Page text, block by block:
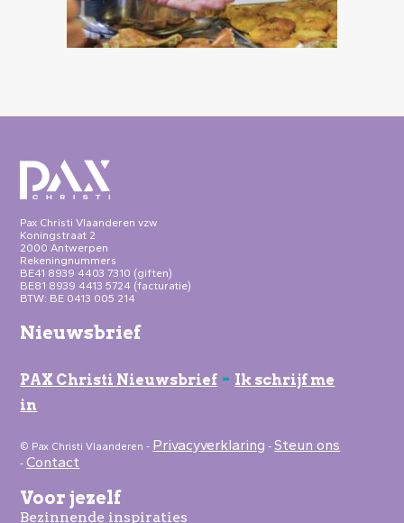
Pax Christi Vlaanderen vzw
Koningstraat 2
2000 Antwerpen
Rekeningnummers
BE41 8939 4403 7310 (giften)
BE81 8939 4413 5724 (facturatie)
BTW: BE 0413 005 214
Nieuwsbrief
PAX Christi Nieuwsbrief - Ik schrijf me
in
© Pax Christi Vlaanderen - Privacyverklaring -Steun ons
-Contact
Voor jezelf
Bezinnende inspiraties